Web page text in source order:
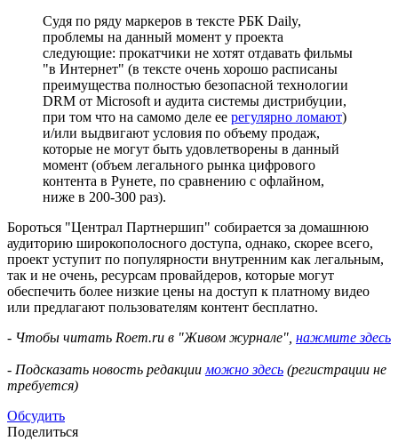
Судя по ряду маркеров в тексте РБК Daily,
проблемы на данный момент у проекта
следующие: прокатчики не хотят отдавать фильмы
"в Интернет" (в тексте очень хорошо расписаны
преимущества полностью безопасной технологии
DRM от Microsoft и аудита системы дистрибуции,
при том что на самомо деле ее регулярно ломают)
и/или выдвигают условия по объему продаж,
которые не могут быть удовлетворены в данный
момент (объем легального рынка цифрового
контента в Рунете, по сравнению с офлайном,
ниже в 200-300 раз).
Бороться "Централ Партнершип" собирается за домашнюю
аудиторию широкополосного доступа, однако, скорее всего,
проект уступит по популярности внутренним как легальным,
так и не очень, ресурсам провайдеров, которые могут
обеспечить более низкие цены на доступ к платному видео
или предлагают пользователям контент бесплатно.
- Чтобы читать Roem.ru в "Живом журнале", нажмите здесь
- Подсказать новость редакции можно здесь (регистрации не
требуется)
Обсудить
Поделиться